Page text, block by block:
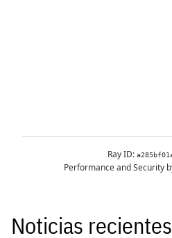
Noticias recientes